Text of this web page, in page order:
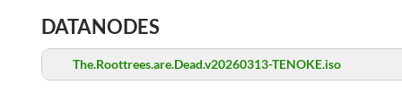
DATANODES
The.Roottrees.are.Dead.v20260313-TENOKE.iso